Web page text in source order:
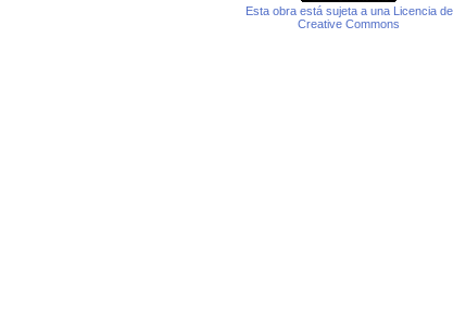
Esta obra está sujeta a una Licencia de
Creative Commons